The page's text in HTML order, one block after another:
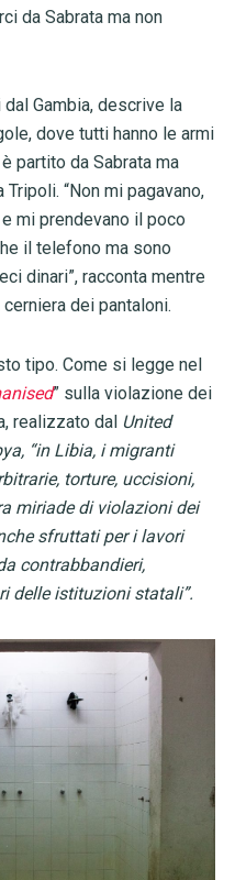
da Sabrata ma non
Gambia, descrive la
dove tutti hanno le armi
partito da Sabrata ma
“Non mi pagavano,
mi prendevano il poco
il telefono ma sono
dinari”, racconta mentre
dei pantaloni.
tipo. Come si legge nel
” sulla violazione dei
realizzato dal United
“in Libia, i migranti
torture, uccisioni,
miriade di violazioni dei
sfruttati per i lavori
contrabbandieri,
delle istituzioni statali”.